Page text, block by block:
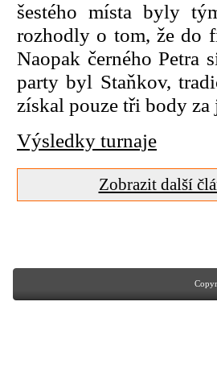
šestého místa byly
rozhodly o tom, že do
Naopak černého Petra
party byl Staňkov,
získal pouze tři body
Výsledky turnaje
Zobrazit další